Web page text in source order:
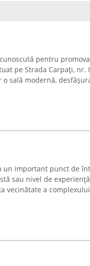
pentru
pe Strada Carpați, nr.
sală modernă,
un important punct de
sau nivel de
vecinătate a complexului